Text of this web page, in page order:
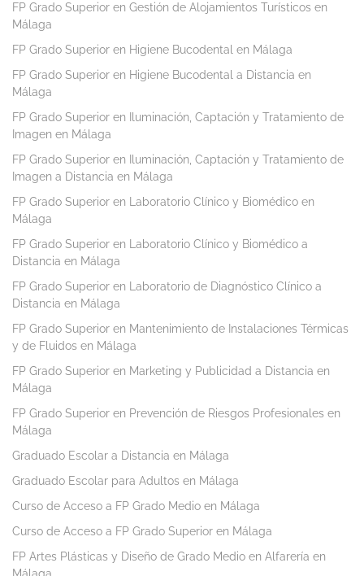
FP Grado Superior en Gestión de Alojamientos Turísticos en
Málaga
FP Grado Superior en Higiene Bucodental en Málaga
FP Grado Superior en Higiene Bucodental a Distancia en
Málaga
FP Grado Superior en Iluminación, Captación y Tratamiento de
Imagen en Málaga
FP Grado Superior en Iluminación, Captación y Tratamiento de
Imagen a Distancia en Málaga
FP Grado Superior en Laboratorio Clínico y Biomédico en
Málaga
FP Grado Superior en Laboratorio Clínico y Biomédico a
Distancia en Málaga
FP Grado Superior en Laboratorio de Diagnóstico Clínico a
Distancia en Málaga
FP Grado Superior en Mantenimiento de Instalaciones Térmicas
y de Fluidos en Málaga
FP Grado Superior en Marketing y Publicidad a Distancia en
Málaga
FP Grado Superior en Prevención de Riesgos Profesionales en
Málaga
Graduado Escolar a Distancia en Málaga
Graduado Escolar para Adultos en Málaga
Curso de Acceso a FP Grado Medio en Málaga
Curso de Acceso a FP Grado Superior en Málaga
FP Artes Plásticas y Diseño de Grado Medio en Alfarería en